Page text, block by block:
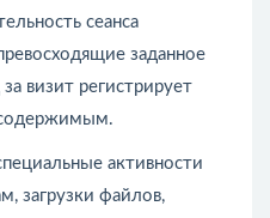
сеанса
заданное
визит регистрирует
содержимым.
активности
загрузки файлов,